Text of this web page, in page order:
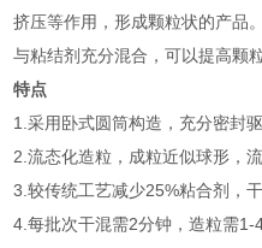
挤压等作用，形成颗粒状的产品
与粘结剂充分混合，可以提高颗
特点
1.采用卧式圆筒构造，充分密封
2.流态化造粒，成粒近似球形，流
3.较传统工艺减少25%粘合剂，干
4.每批次干混需2分钟，造粒需